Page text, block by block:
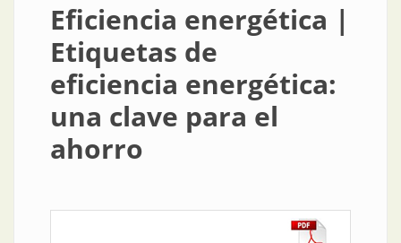
Eficiencia energética |
Etiquetas de
eficiencia energética:
una clave para el
ahorro